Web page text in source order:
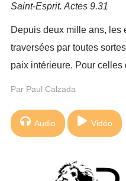
Saint-Esprit. Actes 9.31
Depuis deux mille ans, les
traversées par toutes
paix intérieure. Pour celles
Par Paul Calzada
Audio Vidéo